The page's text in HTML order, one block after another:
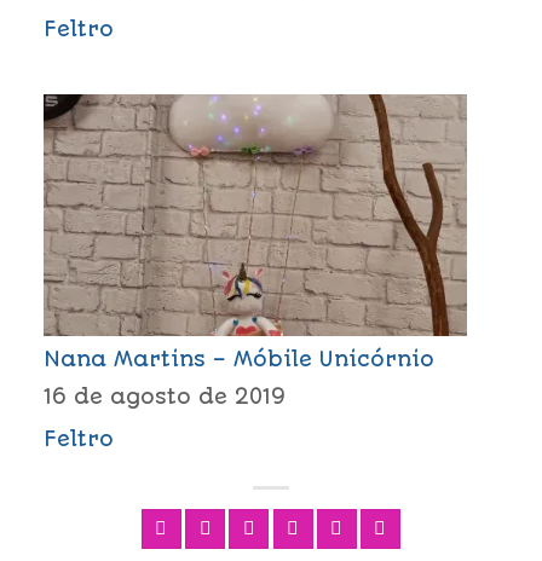
Feltro
Nana Martins – Móbile Unicórnio
16 de agosto de 2019
Feltro